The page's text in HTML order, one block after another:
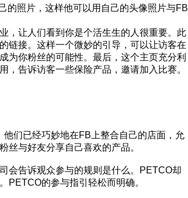
的照片，这样他可以用自己的头像照片与FB
，让人们看到你是个活生生的人很重要。此
链接。这样一个微妙的引导，可以让访客在
为你粉丝的可能性。最后，这个主页充分利
，告诉访客一些保险产品，邀请加入比赛。
们已经巧妙地在FB上整合自己的店面，允
丝与好友分享自己喜欢的产品。
会告诉观众参与的规则是什么。PETCO却
PETCO的参与指引轻松而明确。